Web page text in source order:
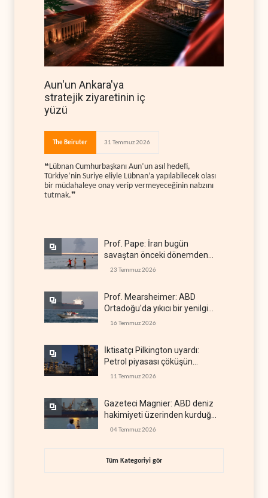
Aun'un Ankara'ya
stratejik ziyaretinin iç
yüzü
The Beiruter 31 Temmuz 2026
❝Lübnan Cumhurbaşkanı Aun’un asıl hedefi,
Türkiye’nin Suriye eliyle Lübnan’a yapılabilecek olası
bir müdahaleye onay verip vermeyeceğinin nabzını
tutmak.❞
Prof. Pape: İran bugün
savaştan önceki dönemden
çok daha güçlü
23 Temmuz 2026
Prof. Mearsheimer: ABD
Ortadoğu'da yıkıcı bir yenilgi
aldı
16 Temmuz 2026
İktisatçı Pilkington uyardı:
Petrol piyasası çöküşün
eşiğinde
11 Temmuz 2026
Gazeteci Magnier: ABD deniz
hakimiyeti üzerinden kurduğu
küresel gücü kaybetti
04 Temmuz 2026
Tüm Kategoriyi gör